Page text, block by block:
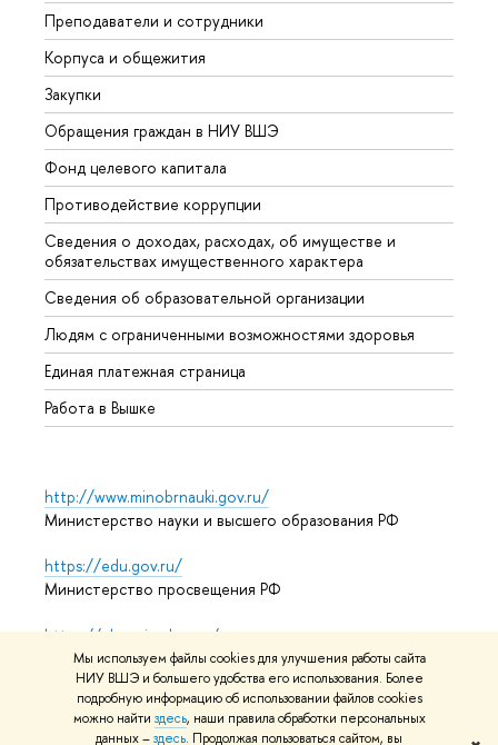
Мы используем файлы cookies для улучшения работы сайта
НИУ ВШЭ и большего удобства его использования. Более
подробную информацию об использовании файлов cookies
можно найти здесь, наши правила обработки персональных
данных –здесь. Продолжая пользоваться сайтом, вы
Преподаватели и сотрудники
Корпуса и общежития
Закупки
Обращения граждан в НИУ ВШЭ
Фонд целевого капитала
Противодействие коррупции
Сведения о доходах, расходах, об имуществе и
обязательствах имущественного характера
Сведения об образовательной организации
Людям с ограниченными возможностями здоровья
Единая платежная страница
Работа в Вышке
http://www.minobrnauki.gov.ru/
Министерство науки и высшего образования РФ
https://edu.gov.ru/
Министерство просвещения РФ
https://elearning.hse.ru/mooc
Массовые открытые онлайн-курсы
© НИУ ВШЭ 1993–2026 Адреса и контактыУсловия